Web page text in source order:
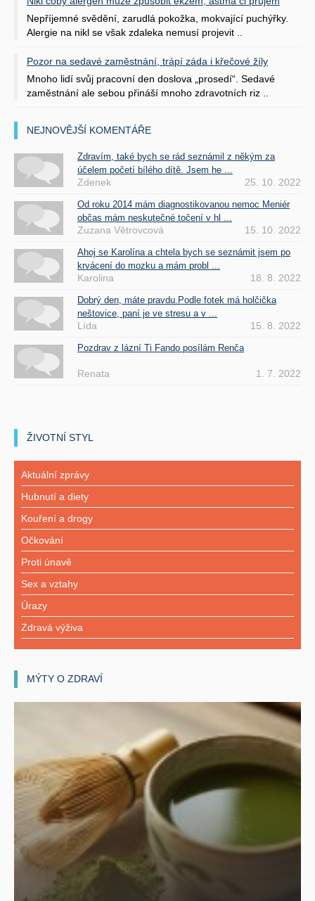
Nepříjemné svědění, zarudlá pokožka, mokvající puchýřky.
Alergie na nikl se však zdaleka nemusí projevit ..
Pozor na sedavé zaměstnání, trápí záda i křečové žíly
Mnoho lidí svůj pracovní den doslova „prosedí“. Sedavé
zaměstnání ale sebou přináší mnoho zdravotních riz ..
NEJNOVĚJŠÍ KOMENTÁŘE
Zdravím, také bych se rád seznámil z někým za
účelem početí bílého dítě. Jsem he ...
Zdenek 25. 10. 2022
Od roku 2014 mám diagnostikovanou nemoc Meniér
občas mám neskutečné točení v hl ...
Zuzana Větrovcová 15. 10. 2022
Ahoj se Karolína a chtela bych se seznámit jsem po
krvácení do mozku a mám probl ...
Karolina 18. 8. 2022
Dobrý den, máte pravdu.Podle fotek má holčička
neštovice, paní je ve stresu a v ...
Lída 15. 8. 2022
Pozdrav z lázní Ti Fando posílám Renča
Renata 1. 7. 2022
ŽIVOTNÍ STYL
Aktuální zprávy
Hubnutí a diety
Kouření a drogy
Očkování
Proti únavě
Sex a vztahy
Úrazy
Zdravá výživa
MÝTY O ZDRAVÍ